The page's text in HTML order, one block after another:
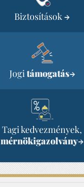
Biztosítások →
Jogitámogatás→
Tagi kedvezmények,
mérnökigazolvány→